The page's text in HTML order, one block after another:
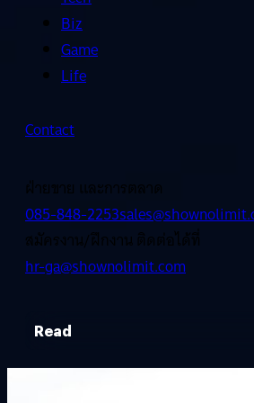
Biz
Game
Life
Contact
ฝ่ายขาย และการตลาด
085-848-2253
สมัครงาน/ฝึกงาน ติดต่อได้ที่
hr-ga@shownolimit.com
Read